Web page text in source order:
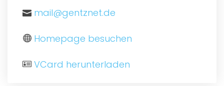
mail@gentznet.de
Homepage besuchen
VCard herunterladen